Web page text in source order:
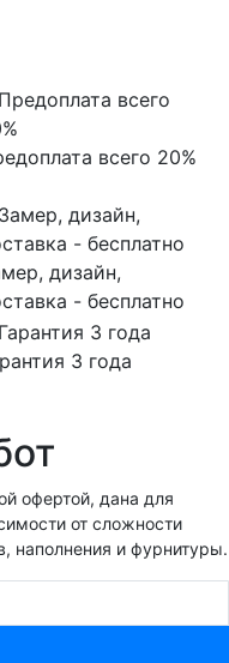
всего 20%
дизайн,
- бесплатно
3 года
офертой, дана для
от сложности
наполнения и фурнитуры.